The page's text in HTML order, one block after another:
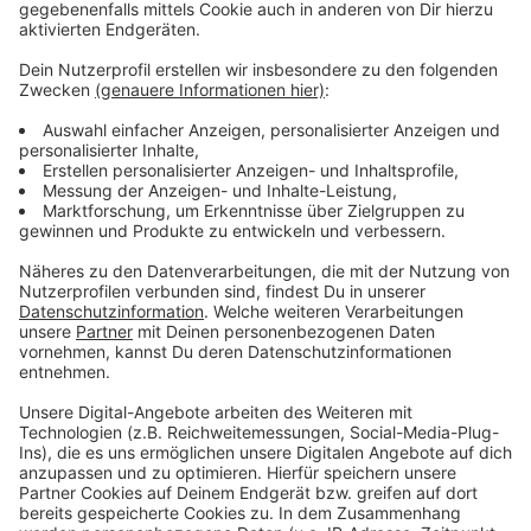
Edgar Prib und den langzeitverletzten Dawid
ist morgen um 13:30 Uhr, wir sind dann wie gewohnt
live dabei.
Anzeige
Weitere Infos und Links zum Thema
Anzeige
So berichtet die Fortuna
Hier geht es zur Tabelle
Anzeige